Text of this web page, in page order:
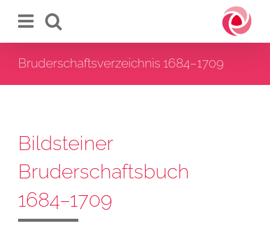
Inhalt
Bruderschaftsverzeichnis 1684–1709
Bildsteiner
Bruderschaftsbuch
1684–1709